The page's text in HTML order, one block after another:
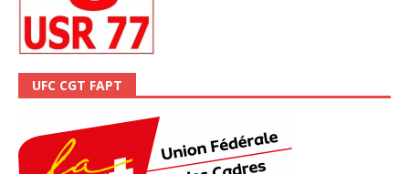
UFC CGT FAPT